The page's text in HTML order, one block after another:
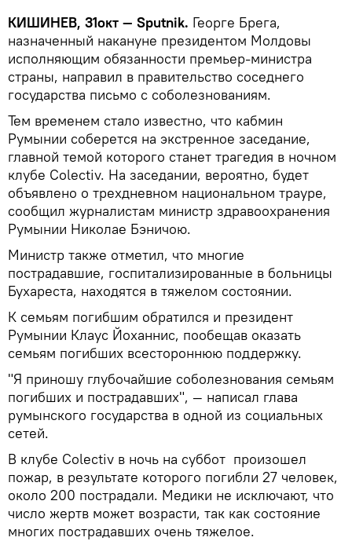
КИШИНЕВ, 31окт — Sputnik. Георге Брега,
назначенный накануне президентом Молдовы
исполняющим обязанности премьер-министра
страны, направил в правительство соседнего
государства письмо с соболезнованиям.
Тем временем стало известно, что кабмин
Румынии соберется на экстренное заседание,
главной темой которого станет трагедия в ночном
клубе Colectiv. На заседании, вероятно, будет
объявлено о трехдневном национальном трауре,
сообщил журналистам министр здравоохранения
Румынии Николае Бэничою.
Министр также отметил, что многие
пострадавшие, госпитализированные в больницы
Бухареста, находятся в тяжелом состоянии.
К семьям погибшим обратился и президент
Румынии Клаус Йоханнис, пообещав оказать
семьям погибших всестороннюю поддержку.
"Я приношу глубочайшие соболезнования семьям
погибших и пострадавших", — написал глава
румынского государства в одной из социальных
сетей.
В клубе Colectiv в ночь на суббот произошел
пожар, в результате которого погибли 27 человек,
около 200 пострадали. Медики не исключают, что
число жертв может возрасти, так как состояние
многих пострадавших очень тяжелое.